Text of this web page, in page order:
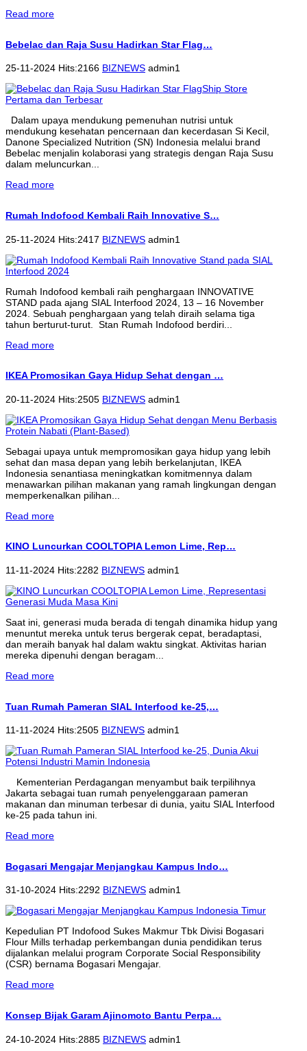
Read more
Bebelac dan Raja Susu Hadirkan Star Flag…
25-11-2024 Hits:2166 BIZNEWS admin1
Dalam upaya mendukung pemenuhan nutrisi untuk
mendukung kesehatan pencernaan dan kecerdasan Si Kecil,
Danone Specialized Nutrition (SN) Indonesia melalui brand
Bebelac menjalin kolaborasi yang strategis dengan Raja Susu
dalam meluncurkan...
Read more
Rumah Indofood Kembali Raih Innovative S…
25-11-2024 Hits:2417 BIZNEWS admin1
Rumah Indofood kembali raih penghargaan INNOVATIVE
STAND pada ajang SIAL Interfood 2024, 13 – 16 November
2024. Sebuah penghargaan yang telah diraih selama tiga
tahun berturut-turut. Stan Rumah Indofood berdiri...
Read more
IKEA Promosikan Gaya Hidup Sehat dengan …
20-11-2024 Hits:2505 BIZNEWS admin1
Sebagai upaya untuk mempromosikan gaya hidup yang lebih
sehat dan masa depan yang lebih berkelanjutan, IKEA
Indonesia senantiasa meningkatkan komitmennya dalam
menawarkan pilihan makanan yang ramah lingkungan dengan
memperkenalkan pilihan...
Read more
KINO Luncurkan COOLTOPIA Lemon Lime, Rep…
11-11-2024 Hits:2282 BIZNEWS admin1
Saat ini, generasi muda berada di tengah dinamika hidup yang
menuntut mereka untuk terus bergerak cepat, beradaptasi,
dan meraih banyak hal dalam waktu singkat. Aktivitas harian
mereka dipenuhi dengan beragam...
Read more
Tuan Rumah Pameran SIAL Interfood ke-25,…
11-11-2024 Hits:2505 BIZNEWS admin1
Kementerian Perdagangan menyambut baik terpilihnya
Jakarta sebagai tuan rumah penyelenggaraan pameran
makanan dan minuman terbesar di dunia, yaitu SIAL Interfood
ke-25 pada tahun ini.
Read more
Bogasari Mengajar Menjangkau Kampus Indo…
31-10-2024 Hits:2292 BIZNEWS admin1
Kepedulian PT Indofood Sukes Makmur Tbk Divisi Bogasari
Flour Mills terhadap perkembangan dunia pendidikan terus
dijalankan melalui program Corporate Social Responsibility
(CSR) bernama Bogasari Mengajar.
Read more
Konsep Bijak Garam Ajinomoto Bantu Perpa…
24-10-2024 Hits:2885 BIZNEWS admin1